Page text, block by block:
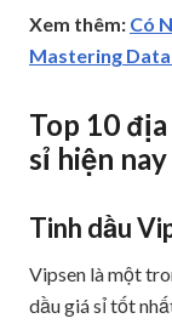
Xem thêm: Có
Mastering
Top 10
sỉ hiện nay
Tinh dầu
Vipsen là một
dầu giá sỉ tốt